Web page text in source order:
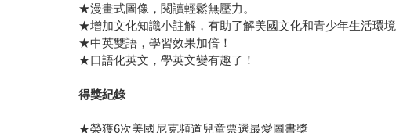
★漫畫式圖像，閱讀輕鬆無壓力。
★增加文化知識小註解，有助了解美國文化和青少年生活環境
★中英雙語，學習效果加倍！
★口語化英文，學英文變有趣了！
得獎紀錄
★榮獲6次美國尼克頻道兒童票選最愛圖書獎